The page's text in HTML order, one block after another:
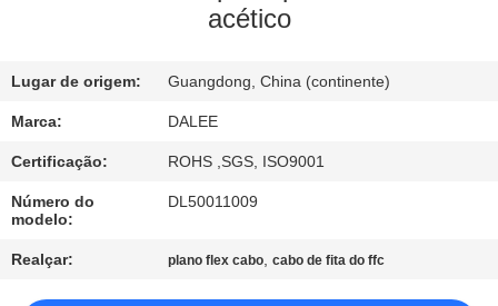
CONTACTE-
NOS
PEÇA
UMAS
acético
Lugar de origem: Guangdong, China (continente)
Marca: DALEE
Certificação: ROHS ,SGS, ISO9001
Número do
modelo:
DL50011009
Realçar: plano flex cabo,cabo de fita do ffc